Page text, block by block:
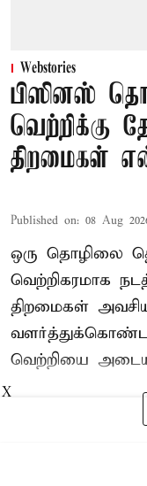
Webstories
பிஸினஸ்
வெற்றிக்கு
திறமைகள்
Published on: 08 Aug
ஒரு தொழிலை
வெற்றிகரமாக
திறமைகள்
வெற்றியை அடைய
X